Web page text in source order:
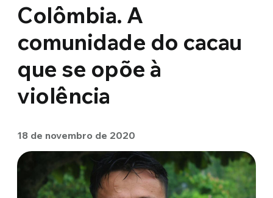
Colômbia. A
comunidade do cacau
que se opõe à
violência
18 de novembro de 2020